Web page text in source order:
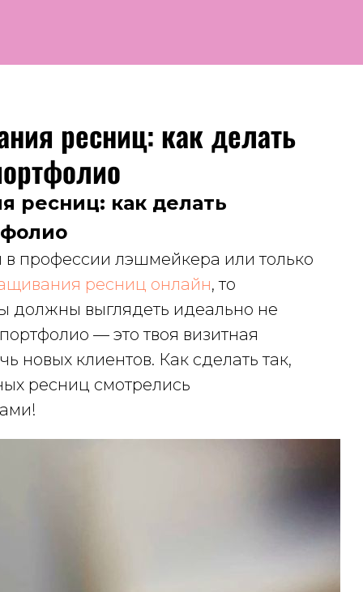
ресниц: как делать
ресниц: как делать
профессии лэшмейкера или только
ресниц онлайн, то
должны выглядеть идеально не
— это твоя визитная
новых клиентов. Как сделать так,
ресниц смотрелись